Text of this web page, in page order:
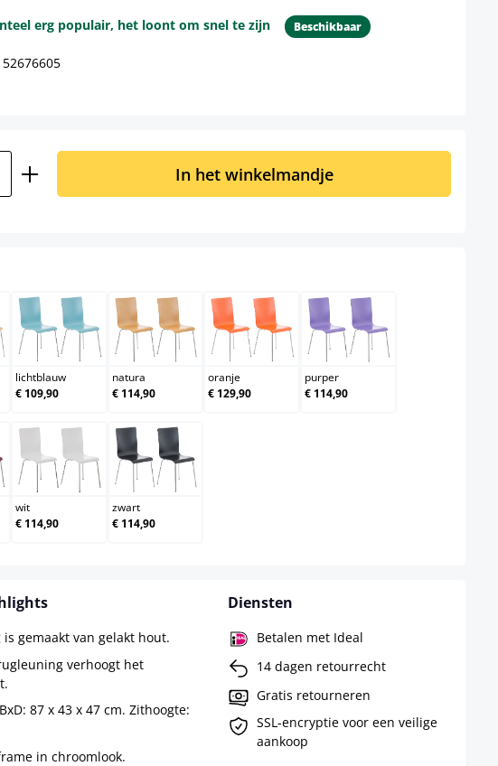
erg populair, het loont om snel te zijn Beschikbaar
Voer de gewenste hoeveelheid in
In het winkelmandje
lichtblauw
lichtblauw
€ 109,90
natura
natura
€ 114,90
oranje
oranje
€ 129,90
purper
purper
€ 114,90
wit
wit
€ 114,90
zwart
zwart
€ 114,90
is gemaakt van gelakt hout.
verhoogt het
87 x 43 x 47 cm. Zithoogte:
in chroomlook.
Diensten
Betalen met Ideal
14 dagen retourrecht
Gratis retourneren
SSL-encryptie voor een veilige
aankoop